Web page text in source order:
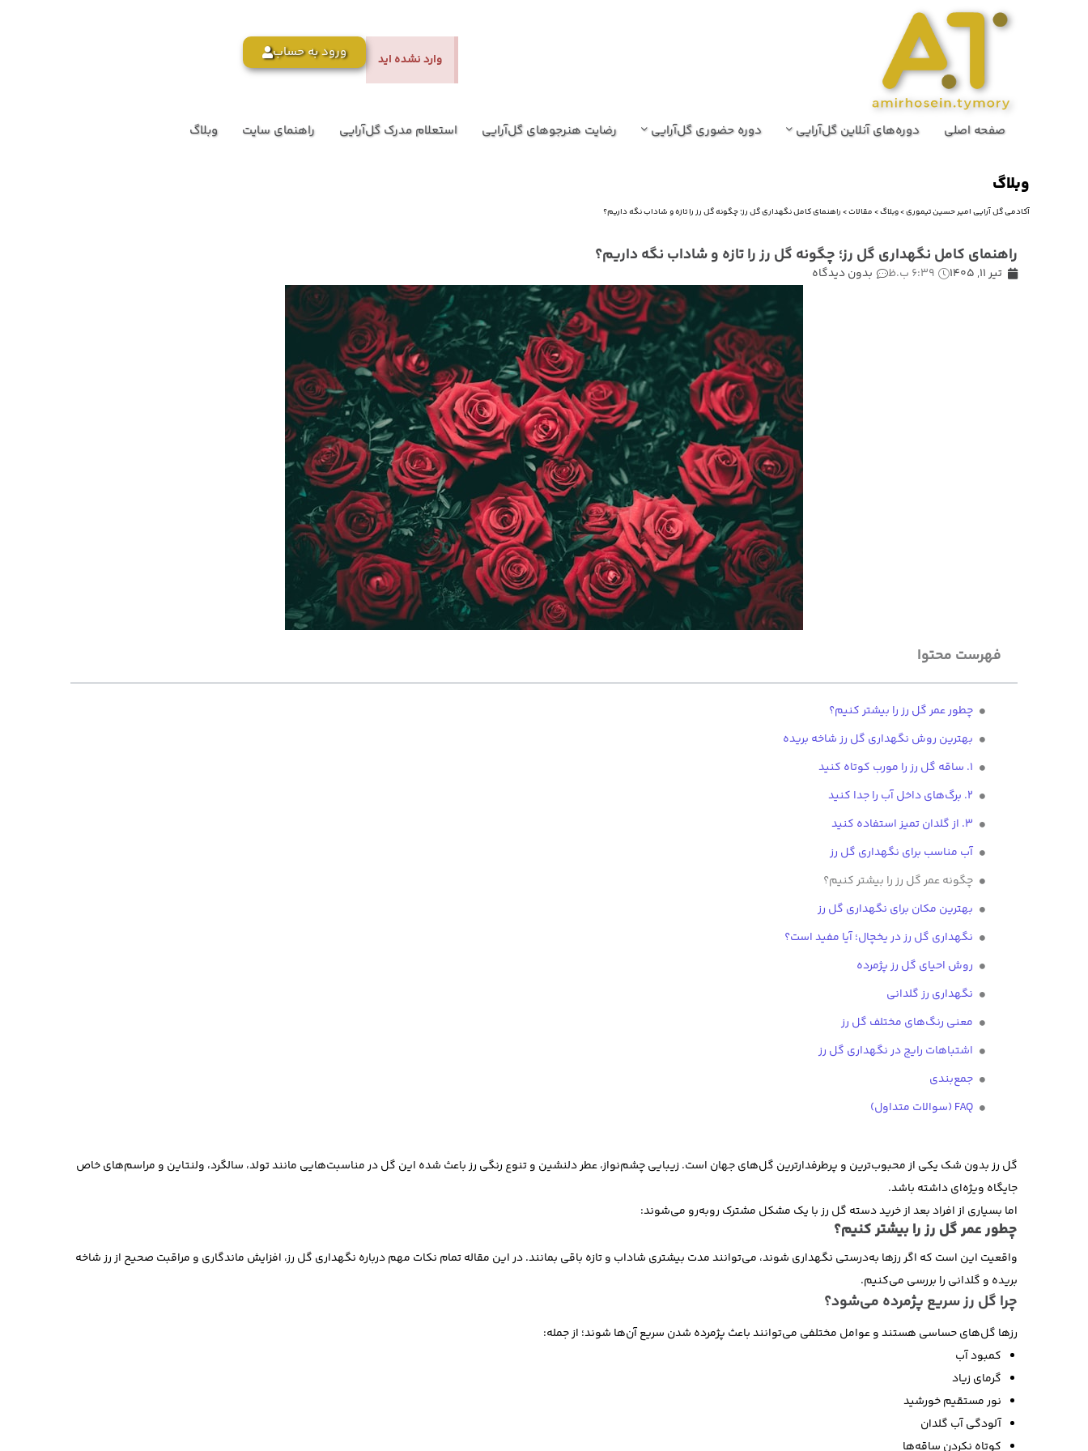
وارد نشده اید ورود به حساب
صفحه اصلی دوره‌های آنلاین گل‌آرایی دوره حضوری گل‌آرایی رضایت هنرجوهای گل‌آرایی استعلام مدرک گل‌آرایی راهنمای سایت وبلاگ
وبلاگ
آکادمی گل آرایی امیر حسین تیموری>وبلاگ>مقالات>راهنمای کامل نگهداری گل رز؛ چگونه گل رز را تازه و شاداب نگه داریم؟
راهنمای کامل نگهداری گل رز؛ چگونه گل رز را تازه و شاداب نگه داریم؟
تیر 11, 1405 6:39 ب.ظ بدون دیدگاه
فهرست محتوا
چطور عمر گل رز را بیشتر کنیم؟
بهترین روش نگهداری گل رز شاخه بریده
1. ساقه گل رز را مورب کوتاه کنید
2. برگ‌های داخل آب را جدا کنید
3. از گلدان تمیز استفاده کنید
آب مناسب برای نگهداری گل رز
چگونه عمر گل رز را بیشتر کنیم؟
بهترین مکان برای نگهداری گل رز
نگهداری گل رز در یخچال؛ آیا مفید است؟
روش احیای گل رز پژمرده
نگهداری رز گلدانی
معنی رنگ‌های مختلف گل رز
اشتباهات رایج در نگهداری گل رز
جمع‌بندی
FAQ (سوالات متداول)
گل رز بدون شک یکی از محبوب‌ترین و پرطرفدارترین گل‌های جهان است. زیبایی چشم‌نواز، عطر دلنشین و تنوع رنگی رز باعث شده این گل در مناسبت‌هایی مانند تولد، سالگرد، ولنتاین و مراسم‌های خاص
جایگاه ویژه‌ای داشته باشد.
اما بسیاری از افراد بعد از خرید دسته گل رز با یک مشکل مشترک روبه‌رو می‌شوند:
چطور عمر گل رز را بیشتر کنیم؟
واقعیت این است که اگر رزها به‌درستی نگهداری شوند، می‌توانند مدت بیشتری شاداب و تازه باقی بمانند. در این مقاله تمام نکات مهم درباره نگهداری گل رز، افزایش ماندگاری و مراقبت صحیح از رز شاخه
بریده و گلدانی را بررسی می‌کنیم.
چرا گل رز سریع پژمرده می‌شود؟
رزها گل‌های حساسی هستند و عوامل مختلفی می‌توانند باعث پژمرده شدن سریع آن‌ها شوند؛ از جمله:
کمبود آب
گرمای زیاد
نور مستقیم خورشید
آلودگی آب گلدان
کوتاه نکردن ساقه‌ها